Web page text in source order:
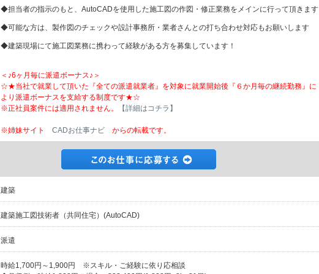
◆担当者の指示のもと、AutoCADを使用した施工図の作図・修正業務をメインに行って頂きます
◆可能な方は、製作図のチェックや設計事務所・業者さんとの打ち合わせ対応もお願いします
◆建築現場にて施工図業務に携わって経験がある方を募集しています！
＜♪6ヶ月毎に派遣ボーナス♪＞
☆★当社で就業して頂いた『全ての派遣就業者』を対象に就業開始後『６か月毎の継続勤務』に
より派遣ボーナスを支給する制度です★☆
※正社員案件には適用されません。
【詳細はコチラ】
※姉妹サイト CADお仕事ナビ からの転載です。
建築
建築施工図技術者（共同住宅）(AutoCAD)
派遣
時給1,700円～1,900円 ※スキル・ご経験に依り応相談